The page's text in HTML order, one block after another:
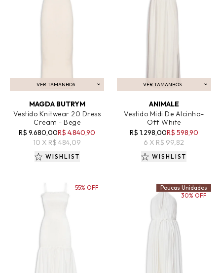
VER TAMANHOS
ADICIONAR AO CARRINHO
MAGDA BUTRYM
Vestido Knitwear 20 Dress
Cream - Bege
R$ 9.680,00R$ 4.840,90
10 X R$ 484,09
WISHLIST
VER TAMANHOS
ADICIONAR AO CARRINHO
ANIMALE
Vestido Midi De Alcinha-
Off White
R$ 1.298,00R$ 598,90
6 X R$ 99,82
WISHLIST
55% OFF
Poucas Unidades
30% OFF